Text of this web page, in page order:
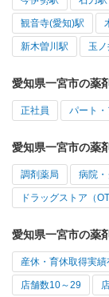
観音寺(愛知)駅
新木曽川駅 玉
愛知県一宮市の薬
正社員 パート・
愛知県一宮市の薬
調剤薬局 病院・
ドラッグストア（
愛知県一宮市の薬
産休・育休取得実績
店舗数10～29